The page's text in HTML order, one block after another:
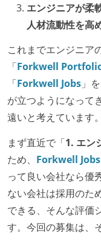
エンジニアが柔
人材流動性を高
これまでエンジニア
「Forkwell
「Forkwell Jobs 」
が立つようになって
遠いと考えています。
まず直近で「1. エン
ため、 Forkwell Jobs
って良い会社なら優
ない会社は採用のた
できる、そんな評価
す。今回の募集は、